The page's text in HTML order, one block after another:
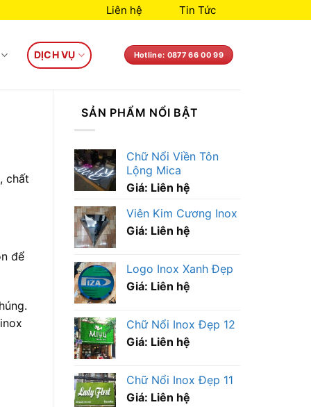
Liên hệ Tin Tức
DỊCH VỤ Hotline: 0877 66 00 99
chất
để
SẢN PHẨM NỔI BẬT
Chữ Nổi Viền Tôn
Lộng Mica
Giá: Liên hệ
Viên Kim Cương Inox
Giá: Liên hệ
Logo Inox Xanh Đẹp
Giá: Liên hệ
Chữ Nổi Inox Đẹp 12
Giá: Liên hệ
Chữ Nổi Inox Đẹp 11
Giá: Liên hệ